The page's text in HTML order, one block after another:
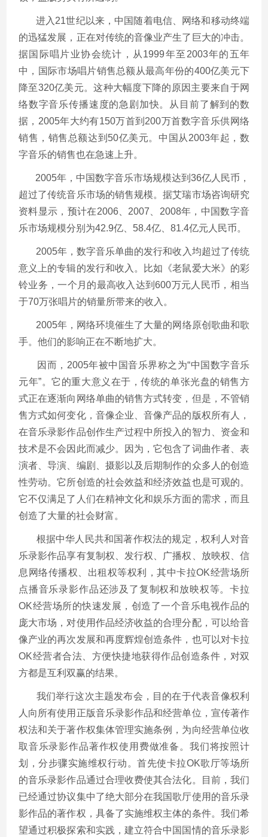
进入21世纪以来，中国随着电信、网络和移动终端
的迅猛发展，正在对传统的音像业产生了巨大的冲击。
据国际唱片业协会统计，从1999年至2003年的五年
中，国际市场唱片销售总额从最高年份的400亿美元下
降至320亿美元。这种大幅度下降的原因主要来自于网
络数字音乐传播速度的急剧加快。从目前了解到的数
据，2005年大约有150万首到200万首数字音乐供网络
销售，销售总额达到50亿美元。中国从2003年起，数
字音乐的销售也在急速上升。
2005年，中国数字音乐市场规模达到36亿人民币，
超过了传统音乐市场的销售规模。据艾瑞市场咨询研究
资料显示，预计在2006、2007、2008年，中国数字音
乐市场规模分别为42.9亿、58.4亿、81.4亿元人民币。
2005年，数字音乐单曲的发行和收入均超过了传统
意义上的专辑的发行和收入。比如《老鼠爱大米》的彩
铃业务，一个月的最高收入达到600万元人民币，相当
于70万张唱片的销量所带来的收入。
2005年，网络环境催生了大量的网络原创歌曲和歌
手。他们的影响正在不断地扩大。
因而，2005年被中国音乐界称之为“中国数字音乐
元年”。它的重大意义在于，传统的单张光盘的销售方
式正在逐渐向网络单曲的销售方式转变，但是，不管销
售方式如何变化，音像企业、音像产品的版权所有人，
在音乐录影作品创作生产过程中所投入的智力、资金和
技术是不会因此而减少。因为，它包含了词曲作者、表
演者、导演、编剧、摄影以及后期制作的众多人的创造
性劳动。它所创造的社会效益和经济效益也是可观的。
它不仅满足了人们在精神文化和娱乐方面的需求，而且
创造了大量的社会财富。
根据中华人民共和国著作权法的规定，权利人对音
乐录影作品享有复制权、发行权、广播权、放映权、信
息网络传播权、出租权等权利，其中卡拉OK经营场所
点播音乐录影作品还涉及了复制权和放映权等。卡拉
OK经营场所的快速发展，创造了一个音乐电视作品的
庞大市场，对使用作品经济收益的合理分配，可以给音
像产业的再次发展和再度辉煌创造条件，也可以对卡拉
OK经营者合法、方便快捷地获得作品创造条件，对双
方都是互利双赢的结果。
我们举行这次主题发布会，目的在于代表音像权利
人向所有使用正版音乐录影作品和经营单位，宣传著作
权法和关于著作权集体管理实施条例，为向经营单位收
取音乐录影作品著作权使用费做准备。我们将按照计
划，分步骤实施维权行动。首先使卡拉OK歌厅等场所
的音乐录影作品通过合理收费使其合法化。目前，我们
已经通过协议集中了绝大部分在我国歌厅使用的音乐录
影作品的著作权，具备了实施维权主体的条件。我们希
望通过积极探索和实践，建立符合中国国情的音乐录影